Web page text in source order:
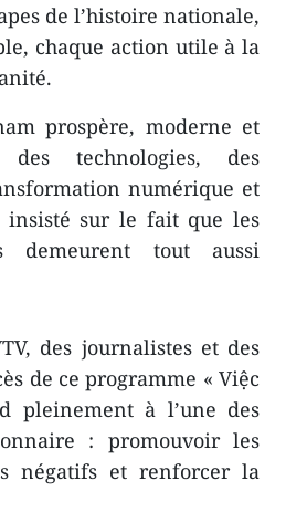
de l’histoire nationale,
chaque action utile à la
prospère, moderne et
technologies, des
numérique et
insisté sur le fait que les
demeurent tout aussi
des journalistes et des
de ce programme « Việc
à l’une des
: promouvoir les
négatifs et renforcer la